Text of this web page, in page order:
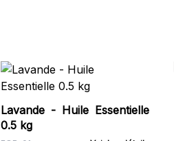
Lavande - Huile Essentielle
0.5 kg